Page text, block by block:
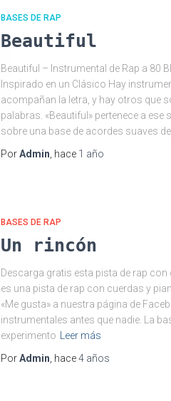
BASES DE RAP
Beautiful
Beautiful – Instrumental de Rap a 80
Inspirado en un Clásico Hay
acompañan la letra, y hay otros que
palabras. «Beautiful» pertenece a
sobre una base de acordes suaves
PorAdmin , hace 1 año
BASES DE RAP
Un rincón
Descarga gratis esta pista de rap
es una pista de rap con cuerdas y
«Me gusta» a nuestra página de
instrumentales antes que nadie. La
experimento
Leer más
PorAdmin , hace4 años